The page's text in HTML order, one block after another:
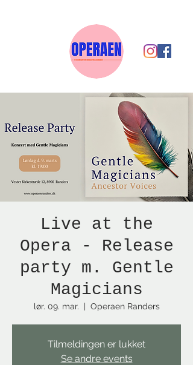
Live at the
Opera - Release
party m. Gentle
Magicians
lør. 09. mar.
  |
Operaen Randers
Tilmeldingen er lukket
Se andre events